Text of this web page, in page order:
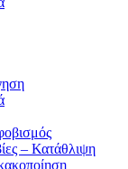
– Κατάθλιψη